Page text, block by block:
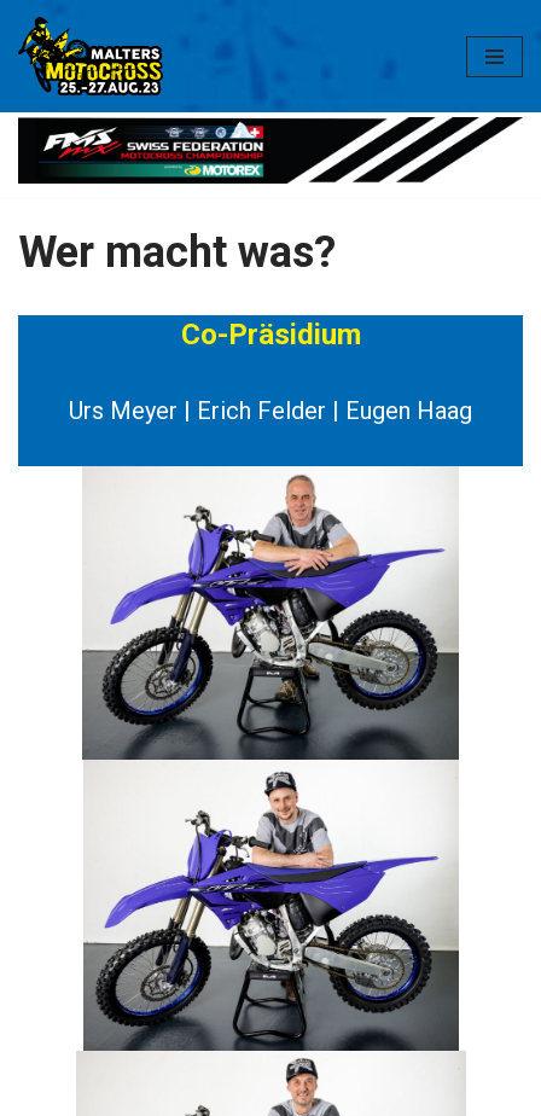
Zum
Inhalt
springen
Wer macht was?
Co-Präsidium
Urs Meyer | Erich Felder | Eugen Haag